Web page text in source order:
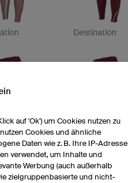
Destination
Sunrise
auf 'Ok') um Cookies nutzen zu
Cookies und ähnliche
Daten wie z. B. Ihre IP-Adresse
verwendet, um Inhalte und
Werbung (auch außerhalb
zielgruppenbasierte und nicht-